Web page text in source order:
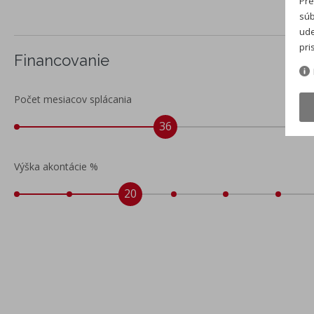
systém - Travel Assist - aktívne vedenie vozidla v jazdnom
pruhu - Emergency Assist - asistent zastavenia vozidla v
zobrazenie okolia vozidla v 360° uhle
Financovanie
Počet mesiacov splácania
36
Výška akontácie %
20